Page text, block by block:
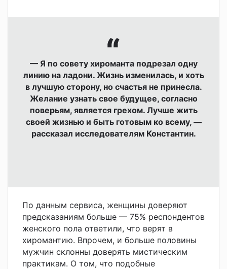
— Я по совету хироманта подрезал одну
линию на ладони. Жизнь изменилась, и хоть
в лучшую сторону, но счастья не принесла.
Желание узнать свое будущее, согласно
поверьям, является грехом. Лучше жить
своей жизнью и быть готовым ко всему, —
рассказал исследователям Константин.
По данным сервиса, женщины доверяют
предсказаниям больше — 75% респондентов
женского пола ответили, что верят в
хиромантию. Впрочем, и больше половины
мужчин склонны доверять мистическим
практикам. О том, что подобные